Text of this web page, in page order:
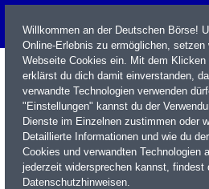
Name / WKN / ISIN / Kürzel
Willkommen an der Deutschen Börse!
Online-Erlebnis zu ermöglichen, setzen
Webseite Cookies ein. Mit dem
erklärst du dich damit einverstanden,
verwandte Technologien verwenden
"Einstellungen" kannst du der
Dienste im Einzelnen zustimmen oder
Detaillierte Informationen und wie du
Cookies und verwandten Technologien
jederzeit widersprechen kannst, findest
Datenschutzhinweisen.